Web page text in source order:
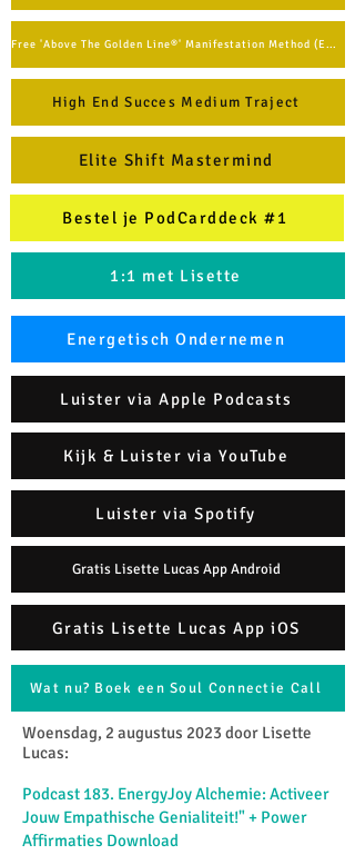
Free 'Above The Golden Line®' Manifestation Method (English)
High End Succes Medium Traject
Elite Shift Mastermind
Bestel je PodCarddeck #1
1:1 met Lisette
Energetisch Ondernemen
Luister via Apple Podcasts
Kijk & Luister via YouTube
Luister via Spotify
Gratis Lisette Lucas App Android
Gratis Lisette Lucas App iOS
Wat nu? Boek een Soul Connectie Call
Woensdag, 2 augustus 2023 door Lisette
Lucas:​
Podcast 183. EnergyJoy Alchemie: Activeer
Jouw Empathische Genialiteit!" + Power
Affirmaties Download